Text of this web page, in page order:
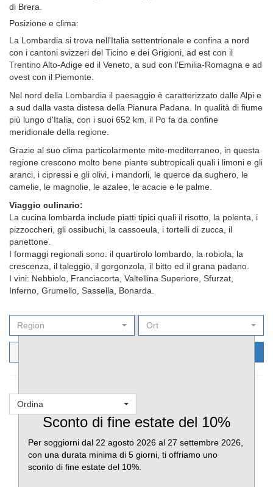
di Brera.
Posizione e clima:
La Lombardia si trova nell'Italia settentrionale e confina a nord
con i cantoni svizzeri del Ticino e dei Grigioni, ad est con il
Trentino Alto-Adige ed il Veneto, a sud con l'Emilia-Romagna e ad
ovest con il Piemonte.
Nel nord della Lombardia il paesaggio è caratterizzato dalle Alpi e
a sud dalla vasta distesa della Pianura Padana. In qualità di fiume
più lungo d'Italia, con i suoi 652 km, il Po fa da confine
meridionale della regione.
Grazie al suo clima particolarmente mite-mediterraneo, in questa
regione crescono molto bene piante subtropicali quali i limoni e gli
aranci, i cipressi e gli olivi, i mandorli, le querce da sughero, le
camelie, le magnolie, le azalee, le acacie e le palme.
Viaggio culinario:
La cucina lombarda include piatti tipici quali il risotto, la polenta, i
pizzoccheri, gli ossibuchi, la cassoeula, i tortelli di zucca, il
panettone.
I formaggi regionali sono: il quartirolo lombardo, la robiola, la
crescenza, il taleggio, il gorgonzola, il bitto ed il grana padano.
I vini: Nebbiolo, Franciacorta, Valtellina Superiore, Sfurzat,
Inferno, Grumello, Sassella, Bonarda.
Region Ort
Ordina
Sconto di fine estate del 10%
Per soggiorni dal 22 agosto 2026 al 27 settembre 2026,
con una durata minima di 5 giorni, ti offriamo uno
sconto di fine estate del 10%.